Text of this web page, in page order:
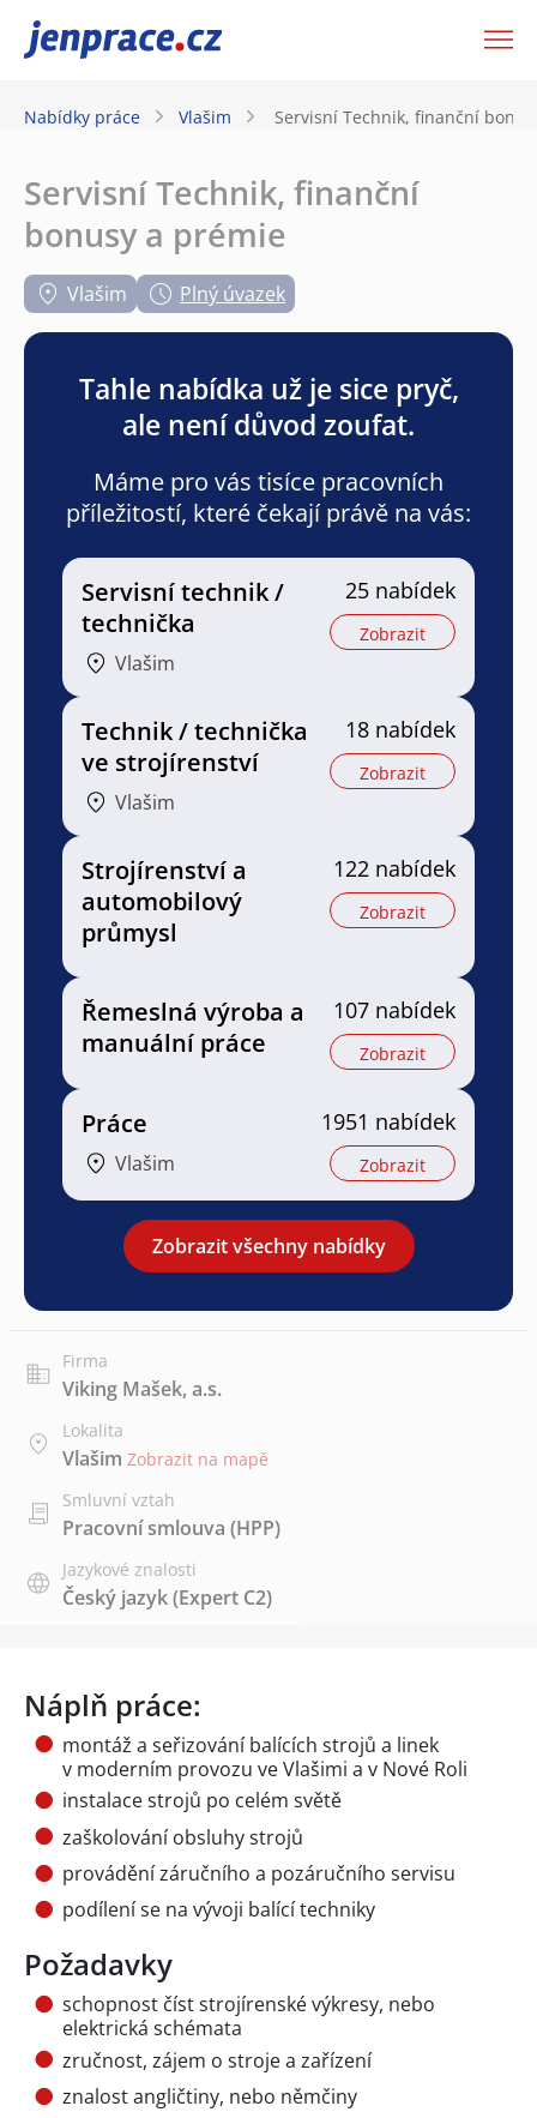
JenPráce.cz
Nabídky práce Vlašim Servisní Technik, finanční
Servisní Technik, finanční
bonusy a prémie
Vlašim Plný úvazek
Tahle nabídka už je sice pryč,
ale není důvod zoufat.
Máme pro vás tisíce pracovních
příležitostí, které čekají právě na vás:
Servisní technik /
technička
Vlašim
25 nabídek
Zobrazit
Technik / technička
ve strojírenství
Vlašim
18 nabídek
Zobrazit
Strojírenství a
automobilový
průmysl
122 nabídek
Zobrazit
Řemeslná výroba a
manuální práce
107 nabídek
Zobrazit
Práce
Vlašim
1951 nabídek
Zobrazit
Zobrazit všechny nabídky
Firma
Viking Mašek, a.s.
Lokalita
Vlašim Zobrazit na mapě
Smluvní vztah
Pracovní smlouva (HPP)
Jazykové znalosti
Český jazyk(Expert C2)
Náplň práce:
montáž a seřizování balících strojů a linek
v moderním provozu ve Vlašimi a v Nové Roli
instalace strojů po celém světě
zaškolování obsluhy strojů
provádění záručního a pozáručního servisu
podílení se na vývoji balící techniky
Požadavky
schopnost číst strojírenské výkresy, nebo
elektrická schémata
zručnost, zájem o stroje a zařízení
znalost angličtiny, nebo němčiny